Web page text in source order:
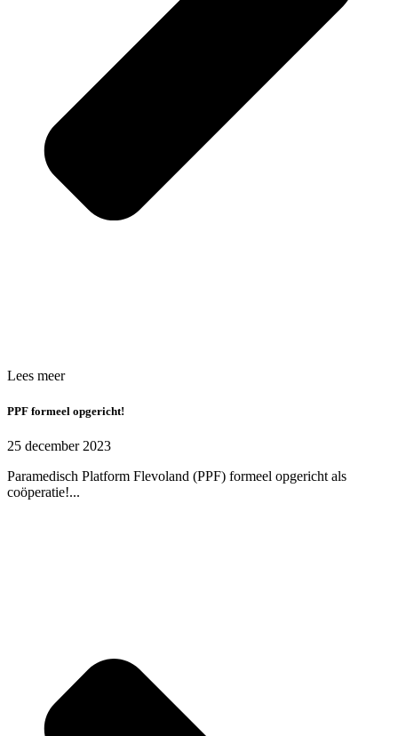
Lees meer
PPF formeel opgericht!
25 december 2023
Paramedisch Platform Flevoland (PPF) formeel opgericht als
coöperatie!...